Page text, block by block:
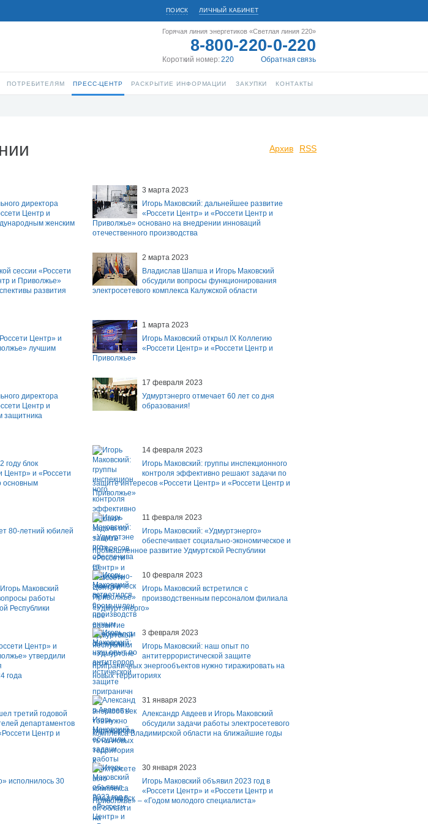
ЛИЧНЫЙ КАБИНЕТ
ПОИСК
Горячая линия энергетиков «Светлая линия 220»
8-800-220-0-220
Короткий номер:220 Обратная связь
ПОТРЕБИТЕЛЯМ ПРЕСС-ЦЕНТР РАСКРЫТИЕ ИНФОРМАЦИИ ЗАКУПКИ КОНТАКТЫ
Архив RSS
директора
Центр и
женским
3 марта 2023
Игорь Маковский: дальнейшее развитие
«Россети Центр» и «Россети Центр и
Приволжье» основано на внедрении инноваций
отечественного производства
сессии «Россети
и Приволжье»
развития
2 марта 2023
Владислав Шапша и Игорь Маковский
обсудили вопросы функционирования
электросетевого комплекса Калужской области
Центр» и
лучшим
1 марта 2023
Игорь Маковский открыл IX Коллегию
«Россети Центр» и «Россети Центр и
Приволжье»
директора
Центр и
защитника
17 февраля 2023
Удмуртэнерго отмечает 60 лет со дня
образования!
году блок
Центр» и «Россети
основным
14 февраля 2023
Игорь Маковский: группы инспекционного
контроля эффективно решают задачи по
защите интересов «Россети Центр» и «Россети Центр и
Приволжье»
80-летний юбилей
11 февраля 2023
Игорь Маковский: «Удмуртэнерго»
обеспечивает социально-экономическое и
промышленное развитие Удмуртской Республики
Маковский
работы
Республики
10 февраля 2023
Игорь Маковский встретился с
производственным персоналом филиала
«Удмуртэнерго»
Центр» и
утвердили
года
3 февраля 2023
Игорь Маковский: наш опыт по
антитеррористической защите
приграничных энергообъектов нужно тиражировать на
новых территориях
третий годовой
департаментов
Центр и
31 января 2023
Александр Авдеев и Игорь Маковский
обсудили задачи работы электросетевого
комплекса Владимирской области на ближайшие годы
исполнилось 30
30 января 2023
Игорь Маковский объявил 2023 год в
«Россети Центр» и «Россети Центр и
Приволжье» – «Годом молодого специалиста»